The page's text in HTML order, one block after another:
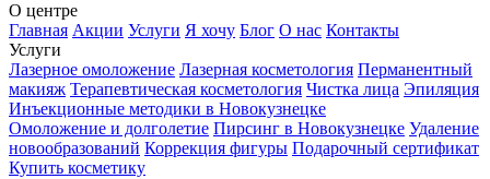
О центре
Главная Акции Услуги Я хочу Блог О нас Контакты
Услуги
Лазерное омоложение Лазерная косметология Перманентный
макияж Терапевтическая косметология Чистка лица Эпиляция
Инъекционные методики в Новокузнецке
Омоложение и долголетие Пирсинг в Новокузнецке Удаление
новообразований Коррекция фигуры Подарочный сертификат
Купить косметику